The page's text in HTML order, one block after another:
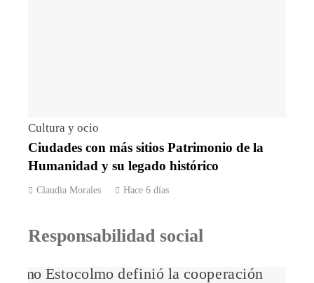
Cultura y ocio
Ciudades con más sitios Patrimonio de la
Humanidad y su legado histórico
Claudia Morales Hace 6 días
Responsabilidad social